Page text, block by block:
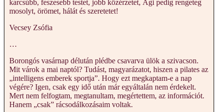
karcsúbb, feszesebb testet, jobb közérzetet, Ági pedig rengeteg
mosolyt, örömet, hálát és szeretetet!
Vecsey Zsófia
…
Borongós vasárnap délután plédbe csavarva ülök a szivacson.
Mit várok a mai naptól? Tudást, magyarázatot, hiszen a pilates az
„intelligens emberek sportja”. Hogy ezt megkaptam-e a nap
végére? Igen, csak egy idő után már egyáltalán nem érdekelt.
Mert nem felfogtam, megtanultam, megértettem, az információt.
Hanem „csak” rácsodálkozásaim voltak.